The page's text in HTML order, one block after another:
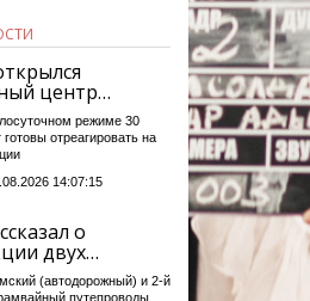
центр…
режиме 30
отреагировать на
14:07:15
о
двух…
(автодорожный) и 2-й
путепроводы